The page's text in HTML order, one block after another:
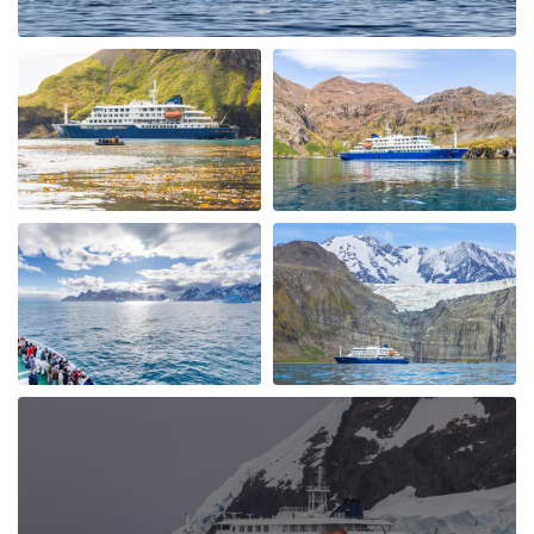
heard alot about and it was fantastic with incredible
icebergs and Peninsular beauty in the background. We
visited Stonington Island and with old USA and British
Antarctic Bases, what a piece of history, very
interesting. Moving back up the west coast of the
Peninsular we also visited Salpetiere Bay and Peterman
Island. Back in the Zodiacs again to explore and most
days we were out in them morning and afternoon. Back
for lunch in-between and superb dining. More Whales
spotted at Foyn Harbour & Cievra Cove and visited the
Guvernoren Shipwreckand old Whaling Ship. We also
saw the old Argentinian Primavera Base on a rocky
outcrop. We then visted eEephant Point and walked
along the beach by the massive Elephant Seals, what a
sight. At Whalers Bay and Deception Island we went on
land again and joined the "Antarctic Swimming Club"
Wow ! what an experience. This was a great end to the
Antarctic Peninsular and then out run a hurricane to
cross the Drakes Passage again back to Ushuaia and
through the famous Beagle Channel. Incredible trip